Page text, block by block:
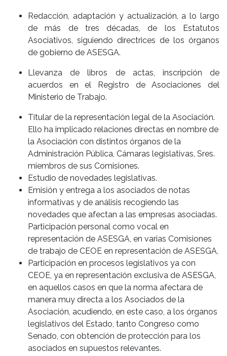
Redacción, adaptación y actualización, a lo largo
de más de tres décadas, de los Estatutos
Asociativos, siguiendo directrices de los órganos
de gobierno de ASESGA.
Llevanza de libros de actas, inscripción de
acuerdos en el Registro de Asociaciones del
Ministerio de Trabajo.
Titular de la representación legal de la Asociación.
Ello ha implicado relaciones directas en nombre de
la Asociación con distintos órganos de la
Administración Pública, Cámaras legislativas, Sres.
miembros de sus Comisiones.
Estudio de novedades legislativas.
Emisión y entrega a los asociados de notas
informativas y de análisis recogiendo las
novedades que afectan a las empresas asociadas.
Participación personal como vocal en
representación de ASESGA, en varias Comisiones
de trabajo de CEOE en representación de ASESGA,
Participación en procesos legislativos ya con
CEOE, ya en representación exclusiva de ASESGA,
en aquellos casos en que la norma afectara de
manera muy directa a los Asociados de la
Asociación, acudiendo, en este caso, a los órganos
legislativos del Estado, tanto Congreso como
Senado, con obtención de protección para los
asociados en supuestos relevantes.